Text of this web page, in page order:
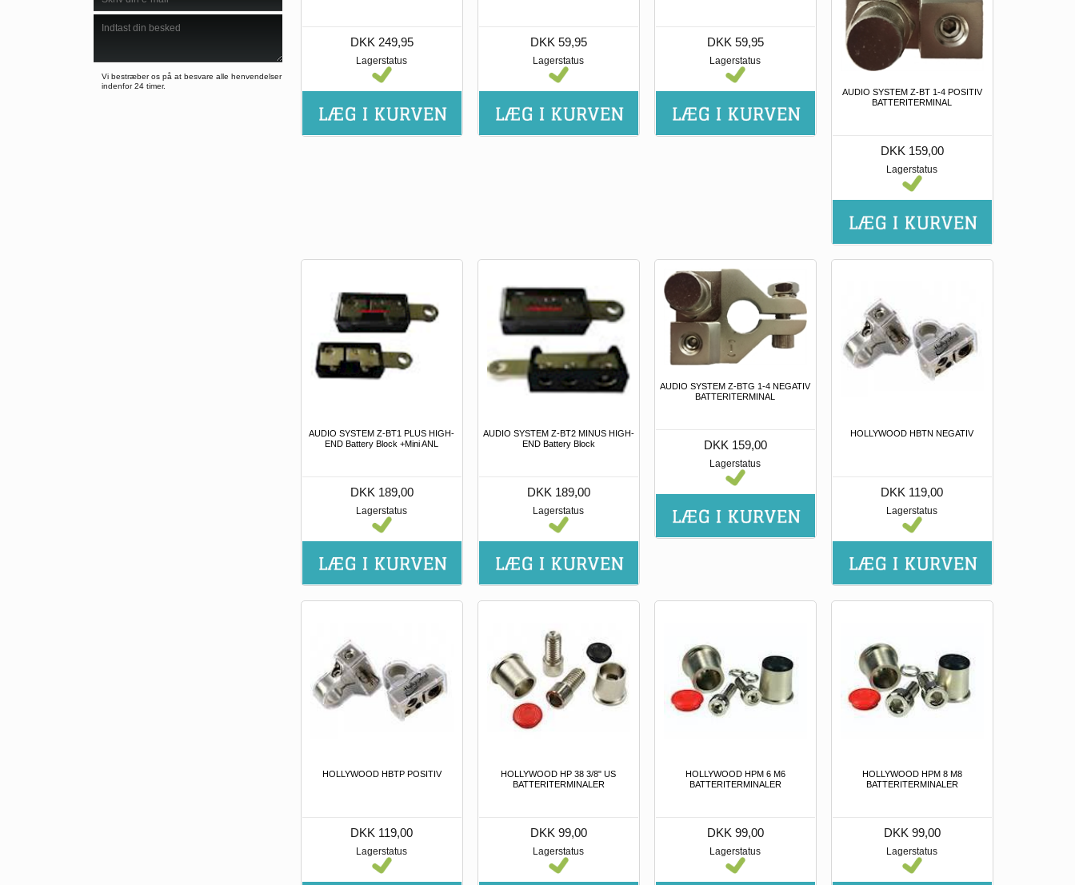
Vi bestræber os på at besvare alle henvendelser
indenfor 24 timer.
DKK 249,95
Lagerstatus
DKK 59,95
Lagerstatus
DKK 59,95
Lagerstatus
AUDIO SYSTEM Z-BT 1-4 POSITIV
BATTERITERMINAL
DKK 159,00
Lagerstatus
AUDIO SYSTEM Z-BT1 PLUS HIGH-
END Battery Block +Mini ANL
DKK 189,00
Lagerstatus
AUDIO SYSTEM Z-BT2 MINUS HIGH-
END Battery Block
DKK 189,00
Lagerstatus
AUDIO SYSTEM Z-BTG 1-4 NEGATIV
BATTERITERMINAL
DKK 159,00
Lagerstatus
HOLLYWOOD HBTN NEGATIV
DKK 119,00
Lagerstatus
HOLLYWOOD HBTP POSITIV
DKK 119,00
Lagerstatus
HOLLYWOOD HP 38 3/8" US
BATTERITERMINALER
DKK 99,00
Lagerstatus
HOLLYWOOD HPM 6 M6
BATTERITERMINALER
DKK 99,00
Lagerstatus
HOLLYWOOD HPM 8 M8
BATTERITERMINALER
DKK 99,00
Lagerstatus